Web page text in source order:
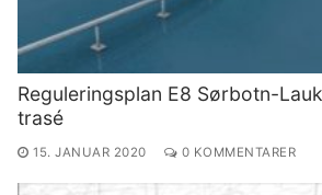
Reguleringsplan E8 Sørbotn-
trasé
15. JANUAR 2020 0 KOMMENTARER